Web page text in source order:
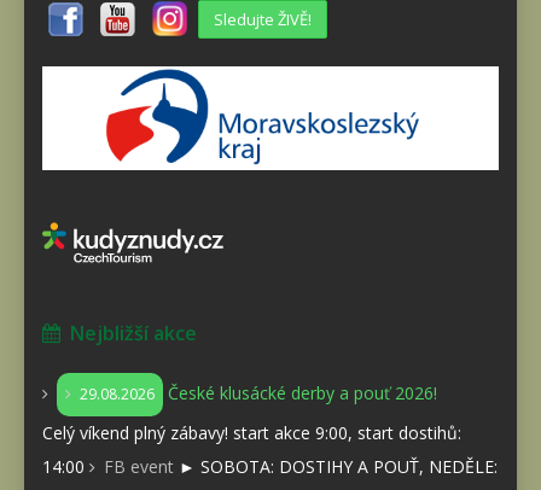
Sledujte ŽIVĚ!
Nejbližší akce
29.08.2026
České klusácké derby a pouť 2026!
Celý víkend plný zábavy! start akce 9:00, start dostihů:
14:00
FB event ► SOBOTA: DOSTIHY A POUŤ, NEDĚLE: